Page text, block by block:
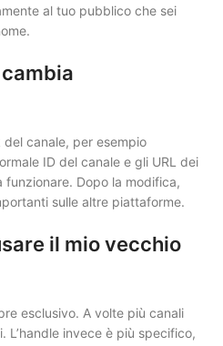
al tuo pubblico che sei
cambia
canale, per esempio
ID del canale e gli URL dei
Dopo la modifica,
sulle altre piattaforme.
il mio vecchio
esclusivo. A volte più canali
L’handle invece è più specifico,